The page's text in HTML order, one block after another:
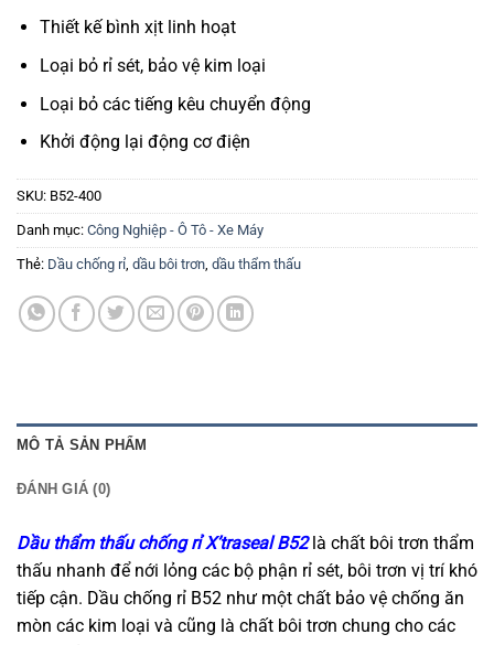
Thiết kế bình xịt linh hoạt
Loại bỏ rỉ sét, bảo vệ kim loại
Loại bỏ các tiếng kêu chuyển động
Khởi động lại động cơ điện
SKU: B52-400
Danh mục: Công Nghiệp - Ô Tô - Xe Máy
Thẻ: Dầu chống rỉ, dầu bôi trơn, dầu thẩm thấu
MÔ TẢ SẢN PHẨM
ĐÁNH GIÁ (0)
Dầu thẩm thấu chống rỉ X’traseal B52là chất bôi trơn thẩm
thấu nhanh để nới lỏng các bộ phận rỉ sét, bôi trơn vị trí khó
tiếp cận. Dầu chống rỉ B52 như một chất bảo vệ chống ăn
mòn các kim loại và cũng là chất bôi trơn chung cho các